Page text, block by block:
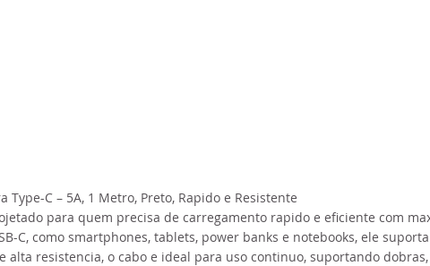
Type-C – 5A, 1 Metro, Preto, Rapido e Resistente
para quem precisa de carregamento rapido e eficiente com
C, como smartphones, tablets, power banks e notebooks, ele
alta resistencia, o cabo e ideal para uso continuo, suportando